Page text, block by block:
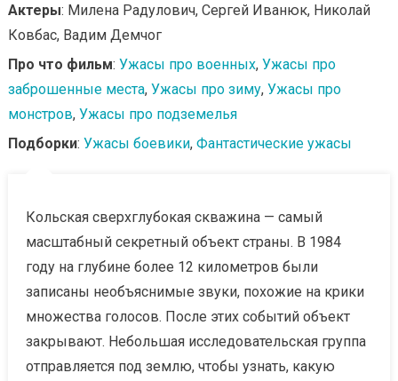
Актеры: Милена Радулович, Сергей Иванюк, Николай
Ковбас, Вадим Демчог
Про что фильм: Ужасы про военных, Ужасы про
заброшенные места, Ужасы про зиму, Ужасы про
монстров, Ужасы про подземелья
Подборки: Ужасы боевики, Фантастические ужасы
Кольская сверхглубокая скважина — самый
масштабный секретный объект страны. В 1984
году на глубине более 12 километров были
записаны необъяснимые звуки, похожие на крики
множества голосов. После этих событий объект
закрывают. Небольшая исследовательская группа
отправляется под землю, чтобы узнать, какую